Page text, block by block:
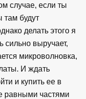
случае, если ты
там будут
делать этого я
выручает,
микроволновка,
И ждать
и купить ее в
равными частями